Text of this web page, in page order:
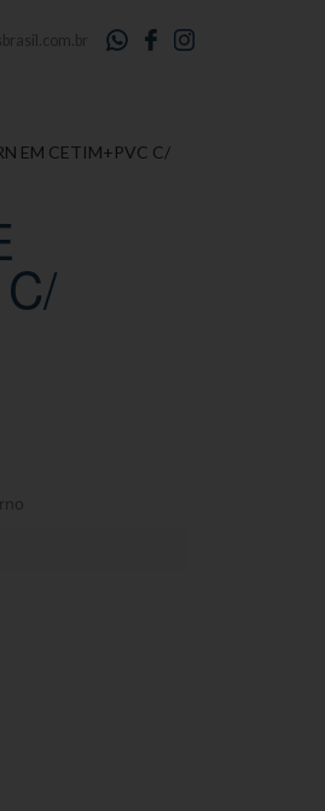
EM CETIM+PVC C/